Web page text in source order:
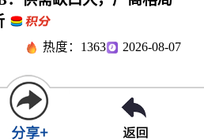
热度：1363 2026-08-07